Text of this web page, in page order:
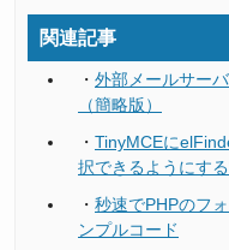
関連記事
・ 外部メールサー
（簡略版）
・ TinyMCEに
択できるようにす
・ 秒速でPHPのフ
ンプルコード